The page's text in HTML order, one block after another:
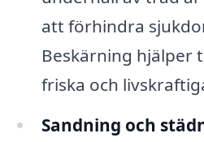
att förhindra
Beskärning hjälper
friska och
Sandning och